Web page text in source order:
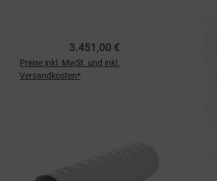
3.451,00 €
Preise inkl. MwSt. und inkl.
Versandkosten*